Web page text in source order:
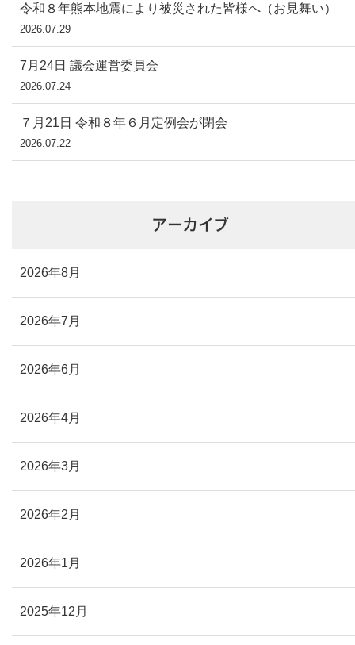
令和８年熊本地震により被災された皆様へ（お見舞い）
2026.07.29
7月24日 議会運営委員会
2026.07.24
７月21日 令和８年６月定例会が閉会
2026.07.22
アーカイブ
2026年8月
2026年7月
2026年6月
2026年4月
2026年3月
2026年2月
2026年1月
2025年12月